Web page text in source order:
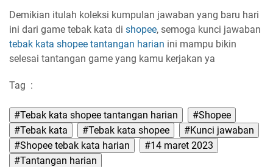
Demikian itulah koleksi kumpulan jawaban yang baru hari
ini dari game tebak kata di shopee, semoga kunci jawaban
tebak kata shopee tantangan harian ini mampu bikin
selesai tantangan game yang kamu kerjakan ya
Tag :
#Tebak kata shopee tantangan harian
#Shopee
#Tebak kata
#Tebak kata shopee
#Kunci jawaban
#Shopee tebak kata harian
#14 maret 2023
#Tantangan harian